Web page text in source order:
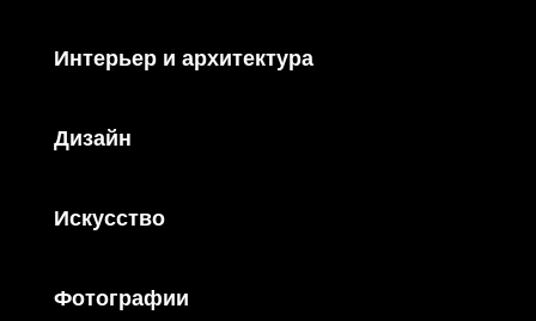
Интерьер и архитектура
Дизайн
Искусство
Фотографии